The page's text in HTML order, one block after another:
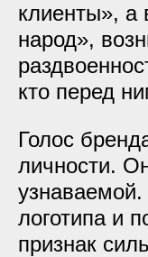
клиенты»,
народ»,
кто перед
Голос
личности.
узнаваемой.
логотипа и
признак